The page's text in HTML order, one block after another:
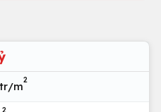
tr/m
2
2